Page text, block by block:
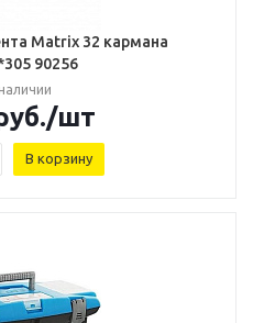
Matrix 32 кармана
460*280*305 90256
/шт
В корзину